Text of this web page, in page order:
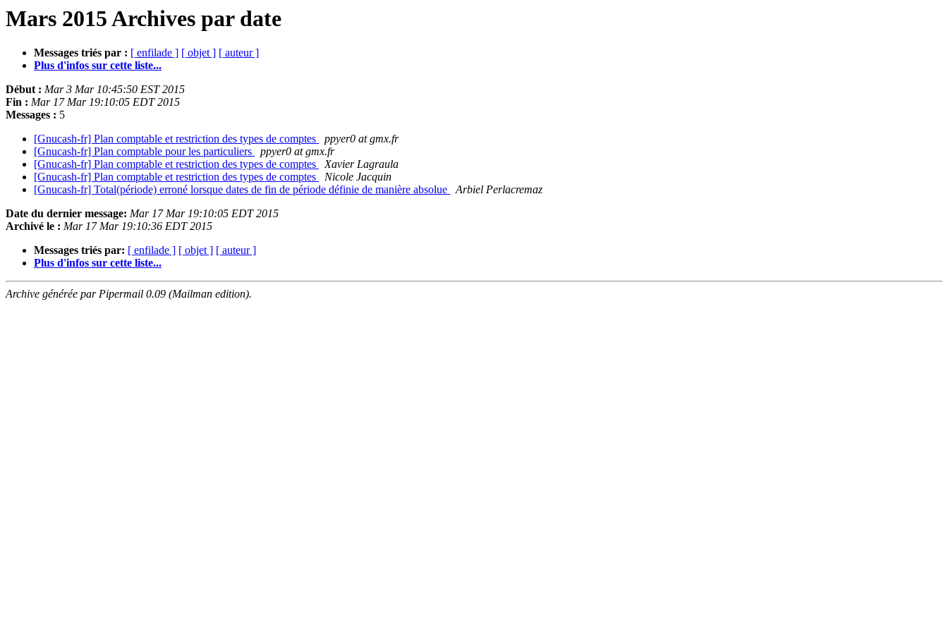
Mars 2015 Archives par date
Messages triés par : [ enfilade ] [ objet ] [ auteur ]
Plus d'infos sur cette liste...
Début : Mar 3 Mar 10:45:50 EST 2015
Fin : Mar 17 Mar 19:10:05 EDT 2015
Messages : 5
[Gnucash-fr] Plan comptable et restriction des types de comptes
ppyer0 at gmx.fr
[Gnucash-fr] Plan comptable pour les particuliers
ppyer0 at gmx.fr
[Gnucash-fr] Plan comptable et restriction des types de comptes
Xavier Lagraula
[Gnucash-fr] Plan comptable et restriction des types de comptes
Nicole Jacquin
[Gnucash-fr] Total(période) erroné lorsque dates de fin de période définie de manière absolue
Arbiel Perlacremaz
Date du dernier message: Mar 17 Mar 19:10:05 EDT 2015
Archivé le : Mar 17 Mar 19:10:36 EDT 2015
Messages triés par: [ enfilade ] [ objet ] [ auteur ]
Plus d'infos sur cette liste...
Archive générée par Pipermail 0.09 (Mailman edition).